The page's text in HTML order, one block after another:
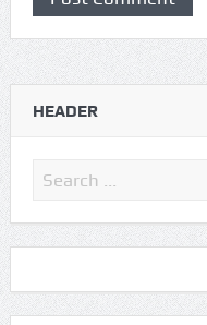
HEADER